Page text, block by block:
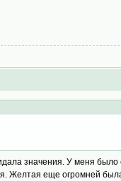
значения. У меня
Желтая еще огромней